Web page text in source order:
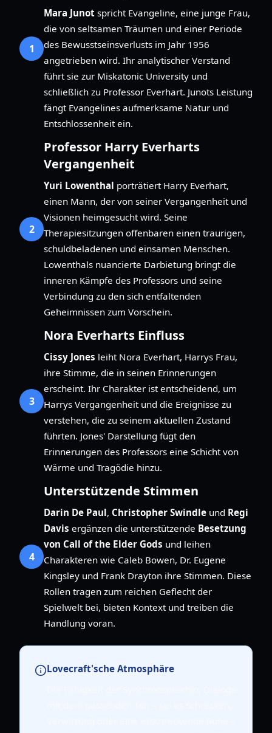
1
Mara Junot spricht Evangeline, eine junge Frau,
die von seltsamen Träumen und einer Periode
des Bewusstseinsverlusts im Jahr 1956
angetrieben wird. Ihr analytischer Verstand
führt sie zur Miskatonic University und
schließlich zu Professor Everhart. Junots Leistung
fängt Evangelines aufmerksame Natur und
Entschlossenheit ein.
2
Professor Harry Everharts
Vergangenheit
Yuri Lowenthal porträtiert Harry Everhart,
einen Mann, der von seiner Vergangenheit und
Visionen heimgesucht wird. Seine
Therapiesitzungen offenbaren einen traurigen,
schuldbeladenen und einsamen Menschen.
Lowenthals nuancierte Darbietung bringt die
inneren Kämpfe des Professors und seine
Verbindung zu den sich entfaltenden
Geheimnissen zum Vorschein.
3
Nora Everharts Einfluss
Cissy Jones leiht Nora Everhart, Harrys Frau,
ihre Stimme, die in seinen Erinnerungen
erscheint. Ihr Charakter ist entscheidend, um
Harrys Vergangenheit und die Ereignisse zu
verstehen, die zu seinem aktuellen Zustand
führten. Jones' Darstellung fügt den
Erinnerungen des Professors eine Schicht von
Wärme und Tragödie hinzu.
4
Unterstützende Stimmen
Darin De Paul, Christopher Swindle und Regi
Davis ergänzen die unterstützende Besetzung
von Call of the Elder Gods und leihen
Charakteren wie Caleb Bowen, Dr. Eugene
Kingsley und Frank Drayton ihre Stimmen. Diese
Rollen tragen zum reichen Geflecht der
Spielwelt bei, bieten Kontext und treiben die
Handlung voran.
Lovecraft'sche Atmosphäre